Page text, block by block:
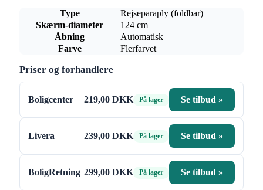
Type
Rejseparaply (foldbar)
Skærm-diameter
124 cm
Åbning
Automatisk
Farve
Flerfarvet
Priser og forhandlere
Boligcenter 219,00 DKK På lager Se tilbud »
Livera 239,00 DKK På lager Se tilbud »
BoligRetning 299,00 DKK På lager Se tilbud »